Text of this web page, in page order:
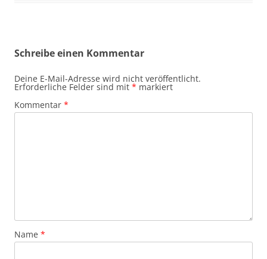
Schreibe einen Kommentar
Deine E-Mail-Adresse wird nicht veröffentlicht.
Erforderliche Felder sind mit * markiert
Kommentar *
Name *